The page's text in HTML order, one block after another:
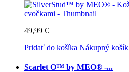
49,99 €
Pridať do košíka Nákupný košík
Scarlet O™ by MEO® -...